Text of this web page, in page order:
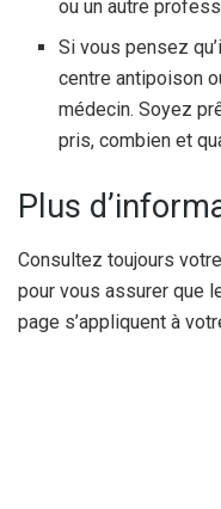
ou un autre
Si vous pensez
centre antipoison
médecin. Soyez
pris, combien et
Plus
Consultez toujours
pour vous assurer que
page s’appliquent à